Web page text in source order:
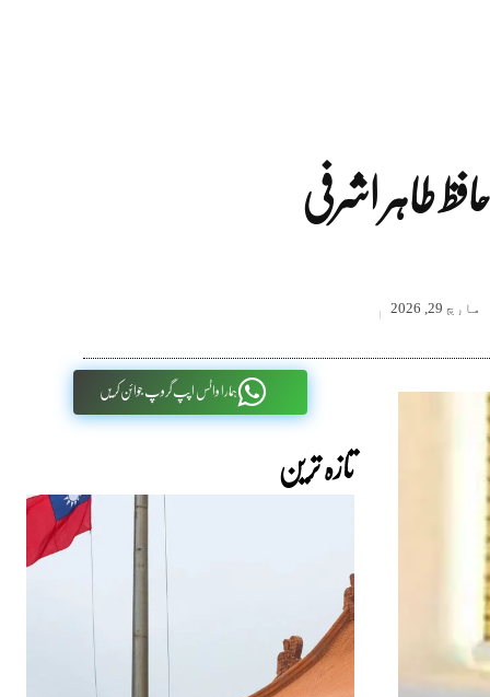
طاہر اشرفی
مارچ 29, 2026
ہمارا واٹس اپپ گروپ جوائن کریں
تازہ ترین